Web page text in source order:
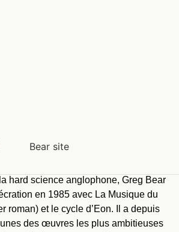
hard science anglophone, Greg Bear
en 1985 avec La Musique du
roman) et le cycle d’Eon. Il a depuis
des œuvres les plus ambitieuses